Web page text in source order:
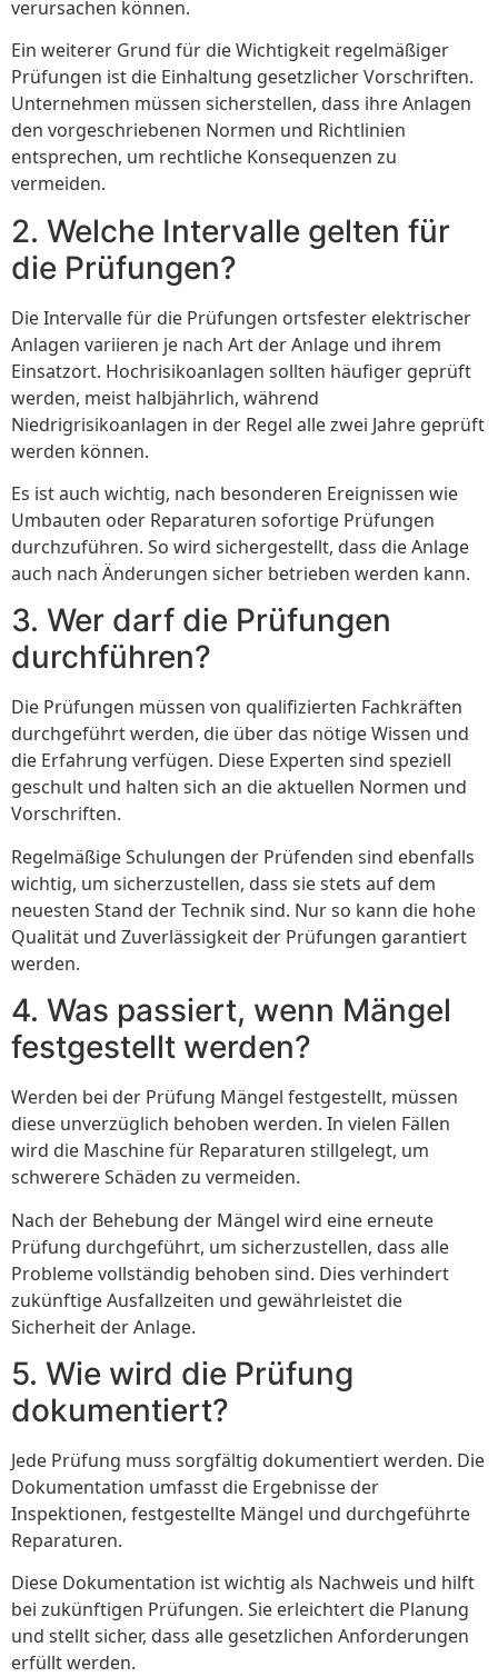
verursachen können.
Ein weiterer Grund für die Wichtigkeit regelmäßiger
Prüfungen ist die Einhaltung gesetzlicher Vorschriften.
Unternehmen müssen sicherstellen, dass ihre Anlagen
den vorgeschriebenen Normen und Richtlinien
entsprechen, um rechtliche Konsequenzen zu
vermeiden.
2. Welche Intervalle gelten für
die Prüfungen?
Die Intervalle für die Prüfungen ortsfester elektrischer
Anlagen variieren je nach Art der Anlage und ihrem
Einsatzort. Hochrisikoanlagen sollten häufiger geprüft
werden, meist halbjährlich, während
Niedrigrisikoanlagen in der Regel alle zwei Jahre geprüft
werden können.
Es ist auch wichtig, nach besonderen Ereignissen wie
Umbauten oder Reparaturen sofortige Prüfungen
durchzuführen. So wird sichergestellt, dass die Anlage
auch nach Änderungen sicher betrieben werden kann.
3. Wer darf die Prüfungen
durchführen?
Die Prüfungen müssen von qualifizierten Fachkräften
durchgeführt werden, die über das nötige Wissen und
die Erfahrung verfügen. Diese Experten sind speziell
geschult und halten sich an die aktuellen Normen und
Vorschriften.
Regelmäßige Schulungen der Prüfenden sind ebenfalls
wichtig, um sicherzustellen, dass sie stets auf dem
neuesten Stand der Technik sind. Nur so kann die hohe
Qualität und Zuverlässigkeit der Prüfungen garantiert
werden.
4. Was passiert, wenn Mängel
festgestellt werden?
Werden bei der Prüfung Mängel festgestellt, müssen
diese unverzüglich behoben werden. In vielen Fällen
wird die Maschine für Reparaturen stillgelegt, um
schwerere Schäden zu vermeiden.
Nach der Behebung der Mängel wird eine erneute
Prüfung durchgeführt, um sicherzustellen, dass alle
Probleme vollständig behoben sind. Dies verhindert
zukünftige Ausfallzeiten und gewährleistet die
Sicherheit der Anlage.
5. Wie wird die Prüfung
dokumentiert?
Jede Prüfung muss sorgfältig dokumentiert werden. Die
Dokumentation umfasst die Ergebnisse der
Inspektionen, festgestellte Mängel und durchgeführte
Reparaturen.
Diese Dokumentation ist wichtig als Nachweis und hilft
bei zukünftigen Prüfungen. Sie erleichtert die Planung
und stellt sicher, dass alle gesetzlichen Anforderungen
erfüllt werden.